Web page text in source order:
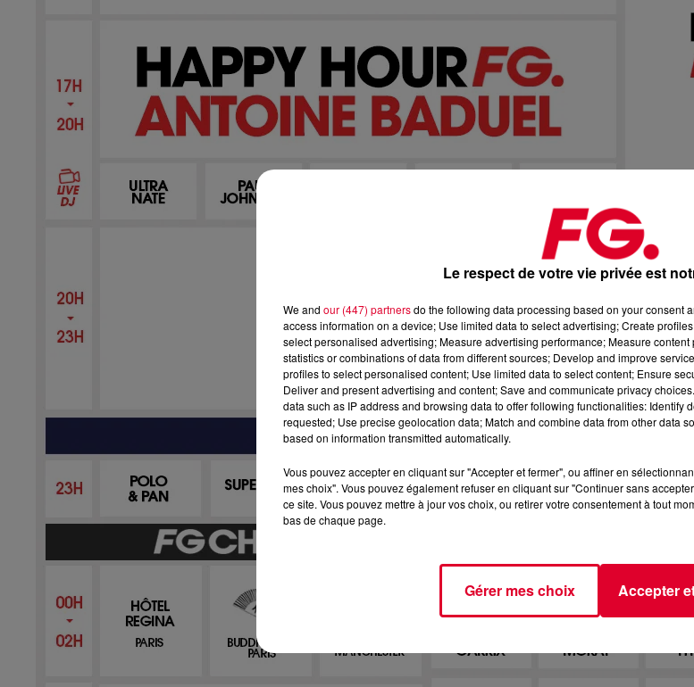
Le respect de votre vie privée est
We and our (447) partnersdo the following data processing based on your consent
access information on a device; Use limited data to select advertising; Create
select personalised advertising; Measure advertising performance; Measure
statistics or combinations of data from different sources; Develop and improve
profiles to select personalised content; Use limited data to select content; Ensure
Deliver and present advertising and content; Save and communicate privacy
data such as IP address and browsing data to offer following functionalities: Identify
requested; Use precise geolocation data; Match and combine data from other data
based on information transmitted automatically.
Vous pouvez accepter en cliquant sur "Accepter et fermer", ou affiner en
mes choix". Vous pouvez également refuser en cliquant sur "Continuer sans
ce site. Vous pouvez mettre à jour vos choix, ou retirer votre consentement à tout
bas de chaque page.
Gérer mes choix Accepter